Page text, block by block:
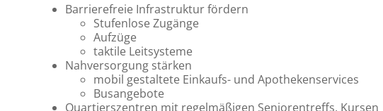
Barrierefreie Infrastruktur fördern
Stufenlose Zugänge
Aufzüge
taktile Leitsysteme
Nahversorgung stärken
mobil gestaltete Einkaufs- und Apothekenservices
Busangebote
Quartierszentren mit regelmäßigen Seniorentreffs, Kursen